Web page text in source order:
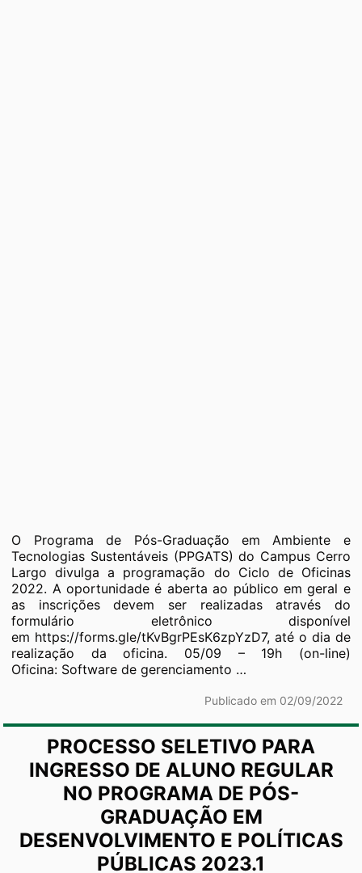
O Programa de Pós-Graduação em Ambiente e
Tecnologias Sustentáveis (PPGATS) do Campus Cerro
Largo divulga a programação do Ciclo de Oficinas
2022. A oportunidade é aberta ao público em geral e
as inscrições devem ser realizadas através do
formulário eletrônico disponível
em https://forms.gle/tKvBgrPEsK6zpYzD7, até o dia de
realização da oficina. 05/09 – 19h (on-line)
Oficina: Software de gerenciamento …
Pós-
Ambiente
e
Tecnologias
Sustentáveis
lança
Ciclo
de
Oficinas
Publicado em 02/09/2022
PROCESSO SELETIVO PARA
INGRESSO DE ALUNO REGULAR
NO PROGRAMA DE PÓS-
GRADUAÇÃO EM
DESENVOLVIMENTO E POLÍTICAS
PÚBLICAS 2023.1